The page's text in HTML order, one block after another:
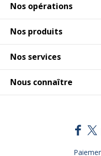
Nos opérations
Nos produits
Nos services
Nous connaître